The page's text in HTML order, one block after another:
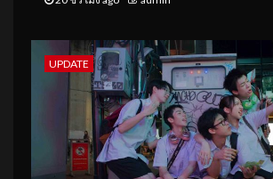
UPDATE